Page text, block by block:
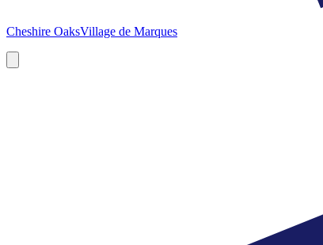
Cheshire OaksVillage de Marques